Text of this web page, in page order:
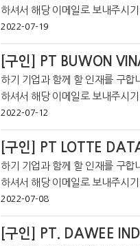
하셔서 해당 이메일로 보내주시기 바랍니다. *코트라 자카르
라인 커뮤니티를 통해 더 많은
2022-07-19
[구인] PT BUWON
하기 기업과 함께 할 인재를 구합
하셔서 해당 이메일로 보내주시기 바랍니다. *코트라 자카르
라인 커뮤니티를 통해 더 많은
2022-07-12
[구인] PT LOTTE
하기 기업과 함께 할 인재를 구합
하셔서 해당 이메일로 보내주시기 바랍니다. *코트라 자카르
라인 커뮤니티를 통해 더 많은
2022-07-08
[구인] PT. DAWEE